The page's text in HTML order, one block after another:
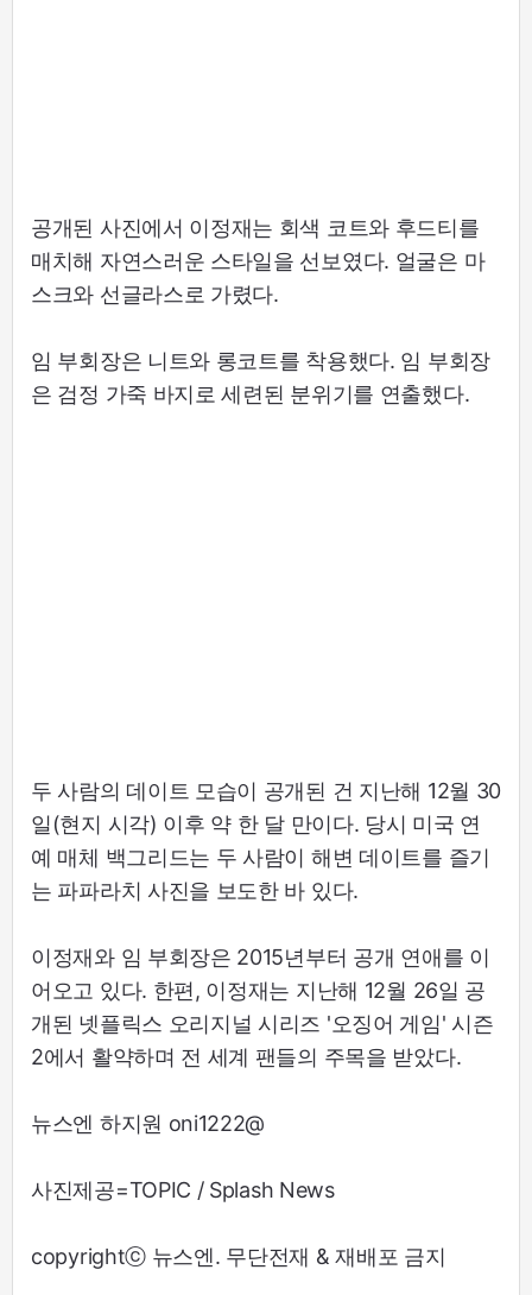
공개된 사진에서 이정재는 회색 코트와 후드티를
매치해 자연스러운 스타일을 선보였다. 얼굴은 마
스크와 선글라스로 가렸다.
임 부회장은 니트와 롱코트를 착용했다. 임 부회장
은 검정 가죽 바지로 세련된 분위기를 연출했다.
두 사람의 데이트 모습이 공개된 건 지난해 12월 30
일(현지 시각) 이후 약 한 달 만이다. 당시 미국 연
예 매체 백그리드는 두 사람이 해변 데이트를 즐기
는 파파라치 사진을 보도한 바 있다.
이정재와 임 부회장은 2015년부터 공개 연애를 이
어오고 있다. 한편, 이정재는 지난해 12월 26일 공
개된 넷플릭스 오리지널 시리즈 '오징어 게임' 시즌
2에서 활약하며 전 세계 팬들의 주목을 받았다.
뉴스엔 하지원 oni1222@
사진제공=TOPIC / Splash News
copyrightⓒ 뉴스엔. 무단전재 & 재배포 금지